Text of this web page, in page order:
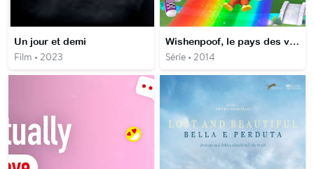
Un jour et demi
Film • 2023
Wishenpoof, le pays des voeux
Série • 2014